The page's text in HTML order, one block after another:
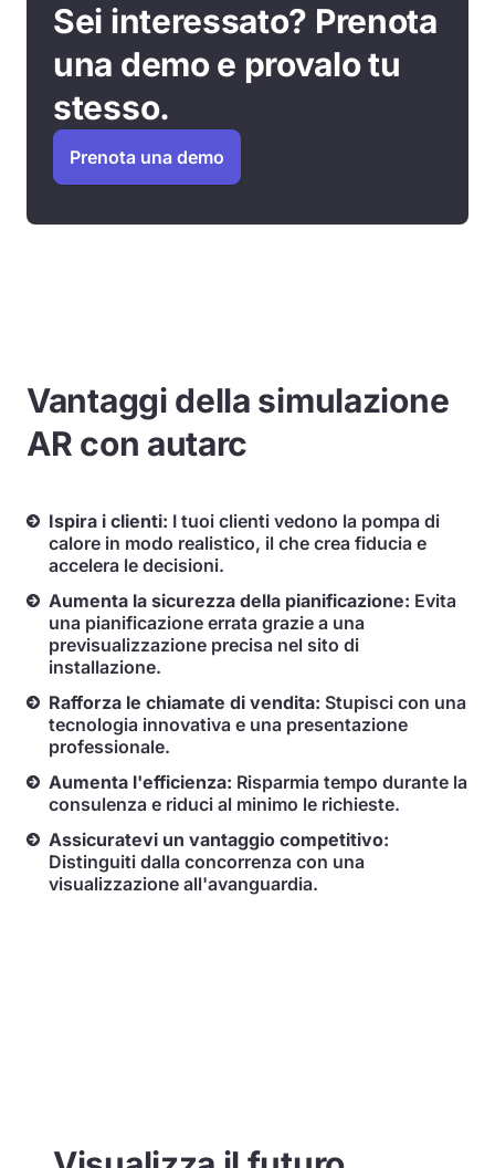
Sei interessato? Prenota
una demo e provalo tu
stesso.
Prenota una demo
Vantaggi della simulazione
AR con autarc
Ispira i clienti: I tuoi clienti vedono la pompa di
calore in modo realistico, il che crea fiducia e
accelera le decisioni.
Aumenta la sicurezza della pianificazione: Evita
una pianificazione errata grazie a una
previsualizzazione precisa nel sito di
installazione.
Rafforza le chiamate di vendita: Stupisci con una
tecnologia innovativa e una presentazione
professionale.
Aumenta l'efficienza: Risparmia tempo durante la
consulenza e riduci al minimo le richieste.
Assicuratevi un vantaggio competitivo:
Distinguiti dalla concorrenza con una
visualizzazione all'avanguardia.